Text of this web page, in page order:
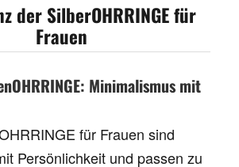
der SilberOHRRINGE für
Frauen
Minimalismus mit
für Frauen sind
Persönlichkeit und passen zu